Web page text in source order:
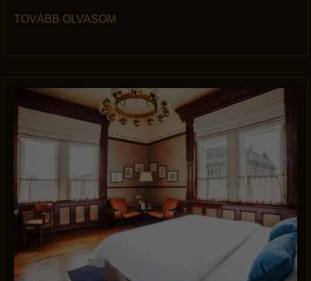
TOVÁBB OLVASOM